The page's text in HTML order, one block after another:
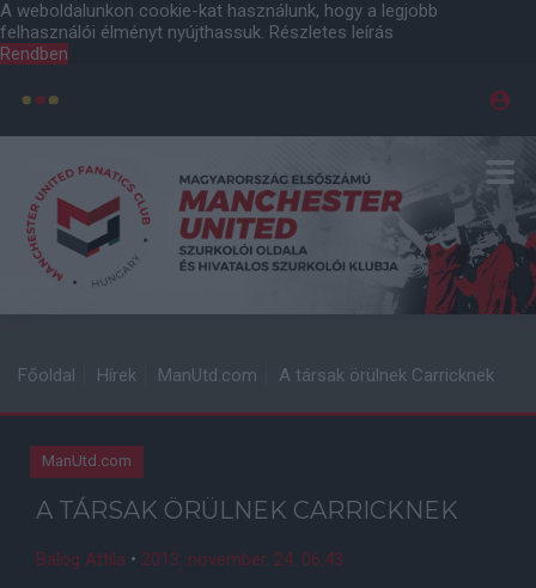
A weboldalunkon cookie-kat használunk, hogy a legjobb
felhasználói élményt nyújthassuk. Részletes leírás
Rendben
Főoldal Hírek ManUtd.com A társak örülnek Carricknek
ManUtd.com
A TÁRSAK ÖRÜLNEK CARRICKNEK
Balog Attila • 2013. november. 24. 06:43